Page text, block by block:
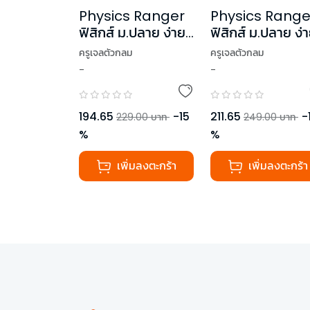
Physics Ranger
ฟิสิกส์ ม.ปลาย ง่าย
เว่อร์ๆ! เล่ม 1
ครูเจลตัวกลม
-
194.65 229.00 บาท -15
%
เพิ่มลงตะกร้า
Physics
ฟิสิกส์ ม.ปลาย ง่
เว่อร์ๆ! เล่ม 2
ครูเจลตัวกลม
-
211.65 249.00 บาท -
%
เพิ่มลงตะกร้า